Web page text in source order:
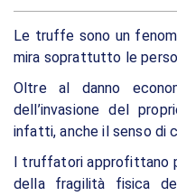
Le truffe sono un
mira soprattutto le
Oltre al danno
dell’invasione del
infatti, anche il senso di
I truffatori approfittano
della fragilità fisica